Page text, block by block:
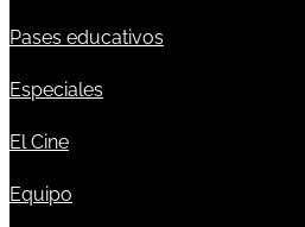
Pases educativos
Especiales
El Cine
Equipo